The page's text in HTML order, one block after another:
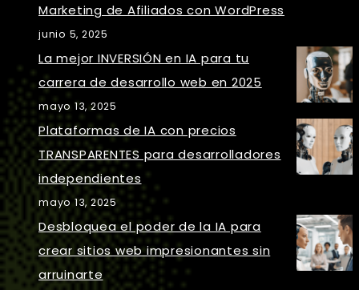
Marketing de Afiliados con WordPress
junio 5, 2025
La mejor INVERSIÓN en IA para tu
carrera de desarrollo web en 2025
mayo 13, 2025
Plataformas de IA con precios
TRANSPARENTES para desarrolladores
independientes
mayo 13, 2025
Desbloquea el poder de la IA para
crear sitios web impresionantes sin
arruinarte